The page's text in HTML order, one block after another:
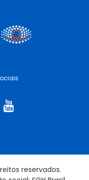
reservados.